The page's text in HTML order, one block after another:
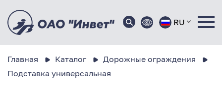
RU
Главная Каталог
Дорожные ограждения
Подставка универсальная